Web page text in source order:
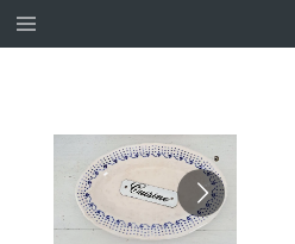
Ga
direct